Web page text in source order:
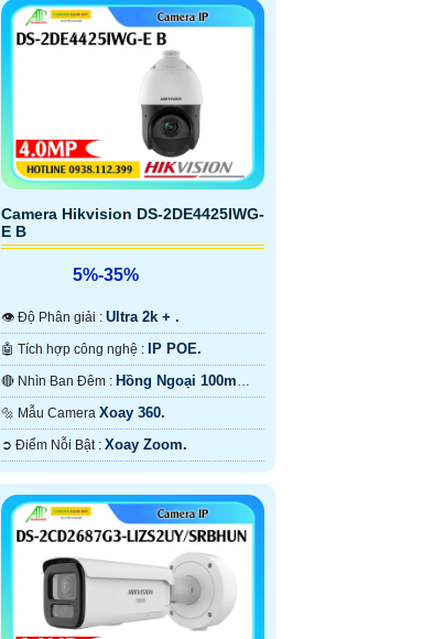
Camera Hikvision DS-2DE4425IWG-
E B
5%-35%
👁 Độ Phân giải : Ultra 2k + .
🤖️ Tích hợp công nghệ : IP POE.
🔴 Nhìn Ban Đêm : Hồng Ngoại 100m
Hồng Ngoại Smart IR.
🔩 Mẫu Camera Xoay 360.
️➲ Điểm Nỗi Bật : Xoay Zoom.